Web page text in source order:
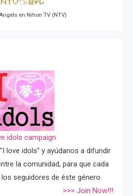
en Nihon TV (NTV)
idols campaign.
love idols" y ayúdanos a difundir
la comunidad, para que cada
seguidores de éste género.
>>> Join Now!!!